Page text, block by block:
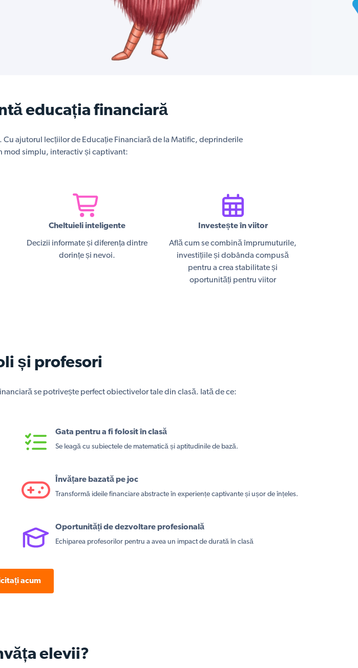
educația financiară
ajutorul lecțiilor de Educație Financiară de la Matific, deprinderile
mod simplu, interactiv și captivant:
Cheltuieli inteligente
Decizii informate și diferența dintre
dorințe și nevoi.
Investește în viitor
Află cum se combină împrumuturile,
investițiile și dobânda compusă
pentru a crea stabilitate și
oportunități pentru viitor
și profesori
se potrivește perfect obiectivelor tale din clasă. Iată de ce:
Gata pentru a fi folosit în clasă
Se leagă cu subiectele de matematică și aptitudinile de bază.
Învățare bazată pe joc
Transformă ideile financiare abstracte în experiențe captivante și ușor de înțeles.
Oportunități de dezvoltare profesională
Echiparea profesorilor pentru a avea un impact de durată în clasă
acum
elevii?